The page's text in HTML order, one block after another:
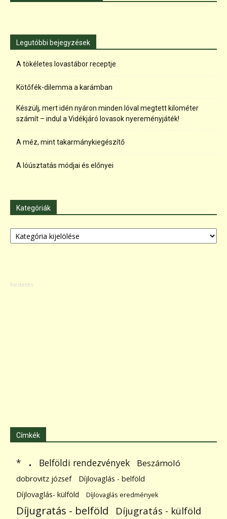
Legutóbbi bejegyzések
A tökéletes lovastábor receptje
Kötőfék-dilemma a karámban
Készülj, mert idén nyáron minden lóval megtett kilométer
számít – indul a Vidékjáró lovasok nyereményjáték!
A méz, mint takarmánykiegészítő
A lóúsztatás módjai és előnyei
Kategóriák
Kategóriák
Címkék
* . Belföldi rendezvények Beszámoló
dobrovitz józsef
Díjlovaglás - belföld
Díjlovaglás- külföld
Díjlovaglás eredmények
Díjugratás - belföld Díjugratás - külföld